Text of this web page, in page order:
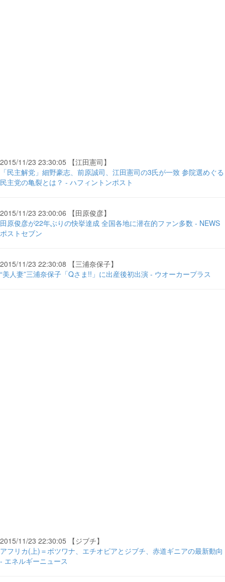
2015/11/23 23:30:05 【江田憲司】
「民主解党」細野豪志、前原誠司、江田憲司の3氏が一致 参院選めぐる
民主党の亀裂とは？ - ハフィントンポスト
2015/11/23 23:00:06 【田原俊彦】
田原俊彦が22年ぶりの快挙達成 全国各地に潜在的ファン多数 - NEWS
ポストセブン
2015/11/23 22:30:08 【三浦奈保子】
“美人妻”三浦奈保子「Qさま!!」に出産後初出演 - ウオーカープラス
2015/11/23 22:30:05 【ジブチ】
アフリカ(上)＝ボツワナ、エチオピアとジブチ、赤道ギニアの最新動向
- エネルギーニュース